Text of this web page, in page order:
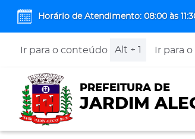
Horário de Atendimento: 08:00 às
Ir para o conteúdo Alt + 1 Ir para
PREFEITURA DE
JARDIM